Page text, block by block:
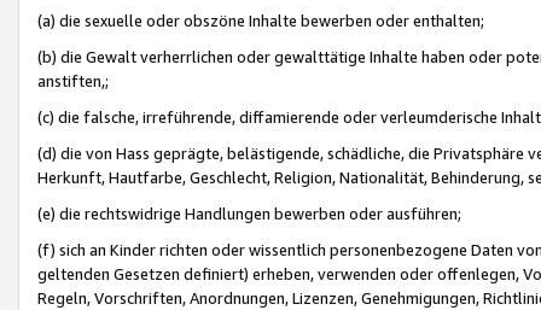
(a) die sexuelle oder obszöne Inhalte bewerben oder enthalten;
(b) die Gewalt verherrlichen oder gewalttätige Inhalte haben oder
anstiften,;
(c) die falsche, irreführende, diffamierende oder verleumderische
(d) die von Hass geprägte, belästigende, schädliche, die Privatsphäre
Herkunft, Hautfarbe, Geschlecht, Religion, Nationalität, Behinderung,
(e) die rechtswidrige Handlungen bewerben oder ausführen;
(f) sich an Kinder richten oder wissentlich personenbezogene Daten
geltenden Gesetzen definiert) erheben, verwenden oder offenlegen,
Regeln, Vorschriften, Anordnungen, Lizenzen, Genehmigungen,